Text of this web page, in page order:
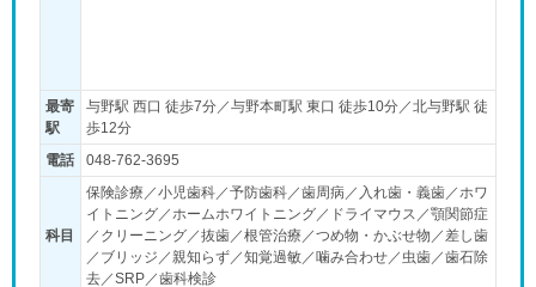
最寄
駅
与野駅 西口 徒歩7分／与野本町駅 東口 徒歩10分／北与野駅 徒
歩12分
電話
048-762-3695
科目
保険診療／小児歯科／予防歯科／歯周病／入れ歯・義歯／ホワ
イトニング／ホームホワイトニング／ドライマウス／顎関節症
／クリーニング／抜歯／根管治療／つめ物・かぶせ物／差し歯
／ブリッジ／親知らず／知覚過敏／噛み合わせ／虫歯／歯石除
去／SRP／歯科検診